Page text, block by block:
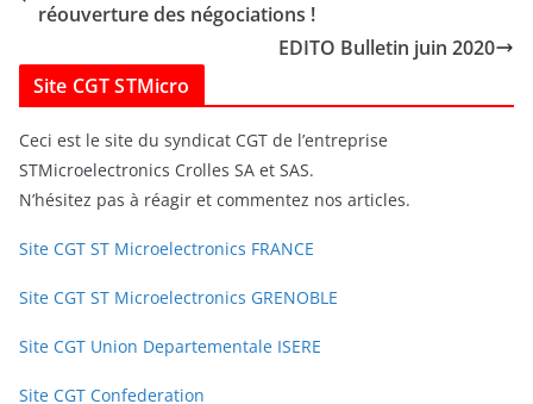
réouverture des négociations !
EDITO Bulletin juin 2020
Site CGT STMicro
Ceci est le site du syndicat CGT de l’entreprise
STMicroelectronics Crolles SA et SAS.
N’hésitez pas à réagir et commentez nos articles.
Site CGT ST Microelectronics FRANCE
Site CGT ST Microelectronics GRENOBLE
Site CGT Union Departementale ISERE
Site CGT Confederation